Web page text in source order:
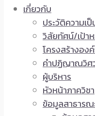
เกี่ยวกับ
ประวัติความเ
วิสัยทัศน์/เป้า
โครงสร้างอง
คำปฏิญาณวิศ
ผู้บริหาร
หัวหน้าภาควิชา
ข้อมูลสาธารณ